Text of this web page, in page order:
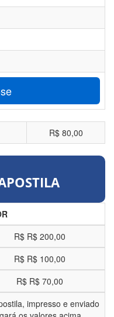
R$ 80,00
R$ R$ 200,00
R$ R$ 100,00
R$ R$ 70,00
impresso e enviado